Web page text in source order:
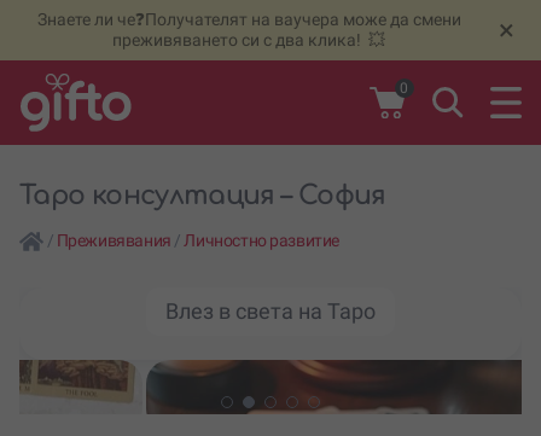
Знаете ли че❓Получателят на ваучера може да смени
преживяването си с два клика! 💥
×
0
Таро консултация – София
/ Преживявания / Личностно развитие
Влез в света на Таро